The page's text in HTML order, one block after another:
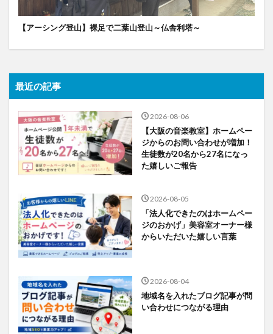
【アーシング登山】裸足で二葉山登山～仏舎利塔～
最近の記事
2026-08-06
【大阪の音楽教室】ホームペー
ジからのお問い合わせが増加！
生徒数が20名から27名になっ
た嬉しいご報告
2026-08-05
「法人化できたのはホームペー
ジのおかげ」美容室オーナー様
からいただいた嬉しい言葉
2026-08-04
地域名を入れたブログ記事が問
い合わせにつながる理由